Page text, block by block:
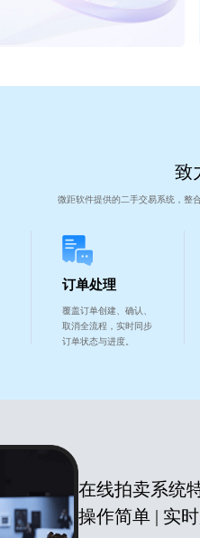
致
微距软件提供的二手交易系统，整
订单处理
覆盖订单创建、确认、
取消全流程，实时同步
订单状态与进度。
在线拍卖系统
操作简单 | 实